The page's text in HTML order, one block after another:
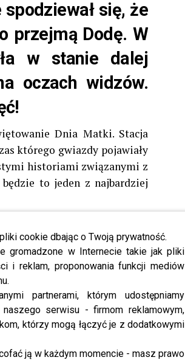
cookie dbając o Twoją prywatność.
gromadzone w Internecie takie jak pliki
i reklam, proponowania funkcji mediów
partnerami, którym udostępniamy
serwisu - firmom reklamowym,
którzy mogą łączyć je z dodatkowymi
ją w każdym momencie - masz prawo
się, że
przejmą Dodę. W
w stanie dalej
oczach widzów.
Dnia Matki. Stacja
którego gwiazdy pojawiały
historiami związanymi z
to jeden z najbardziej
na scenie z wyjątkowym
od początku było widać, że
bardzo osobiste utwory –
mam”. Publiczność w
a atmosfera zrobiła się
w sieci, że był to jeden z